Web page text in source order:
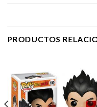
PRODUCTOS